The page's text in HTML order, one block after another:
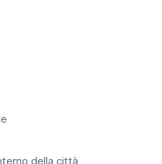
della città